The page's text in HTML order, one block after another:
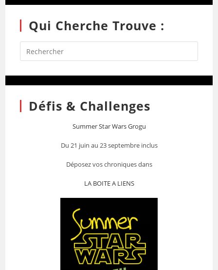
Qui Cherche Trouve :
Défis & Challenges
Summer Star Wars Grogu
Du 21 juin au 23 septembre inclus
Déposez vos chroniques dans
LA BOITE A LIENS